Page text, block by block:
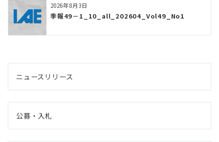
2026年8月3日
季報49－1_10_all_202604_Vol49_No1
ニュースリリース
公募・入札